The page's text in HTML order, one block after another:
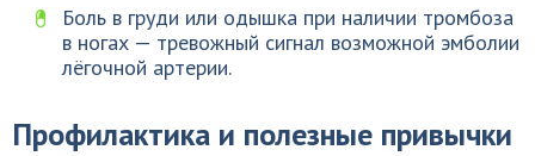
Боль в груди или одышка при наличии тромбоза
в ногах — тревожный сигнал возможной эмболии
лёгочной артерии.
Профилактика и полезные привычки